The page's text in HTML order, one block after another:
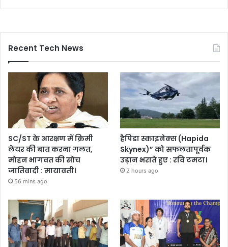
Recent Tech News
SC/ST के आरक्षण में क्रिमी
लेयर की बात करना गलत,
मोहन भागवत की सोच
जातिवादी : मायावती।
56 mins ago
हैपिडा स्काइनेक्स (Hapida
Skynex)” को सफलतापूर्वक
उड़ान भराते हुए : रवि टमटा।
2 hours ago